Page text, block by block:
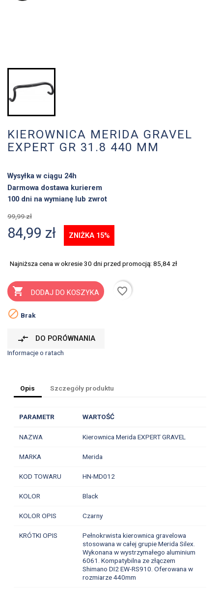
KIEROWNICA MERIDA GRAVEL
EXPERT GR 31.8 440 MM
Wysyłka w ciągu 24h
Darmowa dostawa kurierem
100 dni na wymianę lub zwrot
99,99 zł
84,99 zł ZNIŻKA 15%
Najniższa cena w okresie 30 dni przed promocją: 85,84 zł
 DODAJ DO KOSZYKA
favorite_border
 Brak
compare_arrows DO PORÓWNANIA
Informacje o ratach
Opis Szczegóły produktu
PARAMETR WARTOŚĆ
NAZWA Kierownica Merida EXPERT GRAVEL
MARKA Merida
KOD TOWARU HN-MD012
KOLOR Black
KOLOR OPIS Czarny
KRÓTKI OPIS
Pełnokrwista kierownica gravelowa
stosowana w całej grupie Merida Silex.
Wykonana w wystrzymałego aluminium
6061. Kompatybilna ze złączem
Shimano DI2 EW-RS910. Oferowana w
rozmiarze 440mm